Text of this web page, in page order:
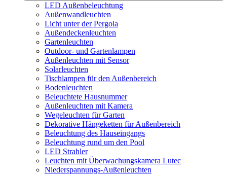
LED Außenbeleuchtung
Außenwandleuchten
Licht unter der Pergola
Außendeckenleuchten
Gartenleuchten
Outdoor- und Gartenlampen
Außenleuchten mit Sensor
Solarleuchten
Tischlampen für den Außenbereich
Bodenleuchten
Beleuchtete Hausnummer
Außenleuchten mit Kamera
Wegeleuchten für Garten
Dekorative Hängeketten für Außenbereich
Beleuchtung des Hauseingangs
Beleuchtung rund um den Pool
LED Strahler
Leuchten mit Überwachungskamera Lutec
Niederspannungs-Außenleuchten